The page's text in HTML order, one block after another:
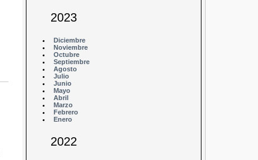
2023
Diciembre
Noviembre
Octubre
Septiembre
Agosto
Julio
Junio
Mayo
Abril
Marzo
Febrero
Enero
2022